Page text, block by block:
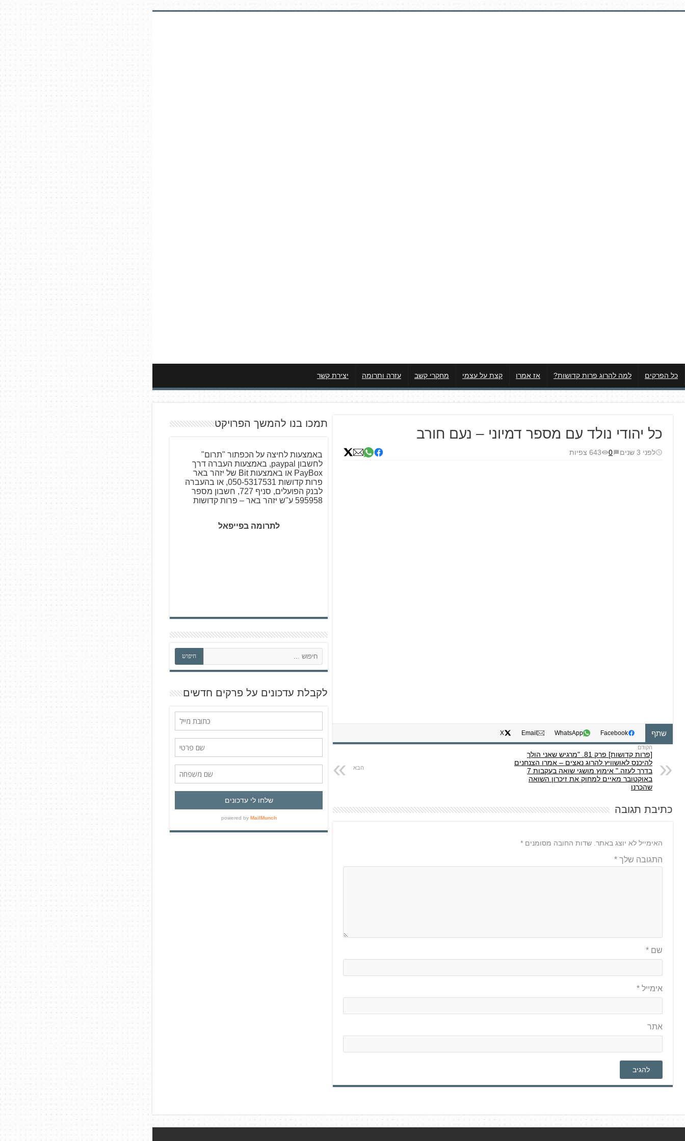
לדלג
כל הפרקים למה להרוג פרות קדושות? אז אמרו קצת על עצמי מחקרי קשב עזרה ותרומה יצירת קשר
כל יהודי נולד עם מספר דמיוני – נעם חורב
לפני 3 שנים 0 643 צפיות
שתף Facebook
WhatsApp
Email
X
[פרות קדושות] פרק 81. "מרגיש שאני הולך
להיכנס לאושוויץ להרוג נאצים – אמרו הצנחנים
בדרך לעזה." אימוץ מושגי שואה בעקבות 7
באוקטובר מאיים למחוק את זיכרון השואה
שהכרנו
כתיבת תגובה
האימייל לא יוצג באתר. שדות החובה מסומנים *
התגובה שלך *
שם *
אימייל *
אתר
תמכו בנו להמשך הפרויקט
באמצעות לחיצה על הכפתור "תרום"
לחשבון paypal, באמצעות העברה דרך
PayBox או באמצעות Bit של יזהר באר
פרות קדושות 050-5317531, או בהעברה
לבנק הפועלים, סניף 727, חשבון מספר
595958 ע"ש יזהר באר – פרות קדושות
לתרומה בפייפאל
פ
ש
חיפוש
לקבלת עדכונים על פרקים חדשים